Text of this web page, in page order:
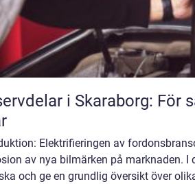
i Skaraborg: För
Elektrifieringen av
av nya bilmärken på marknaden. I
och ge en grundlig översikt över